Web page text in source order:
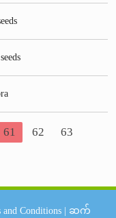
61 62
63
and Conditions ဆက်